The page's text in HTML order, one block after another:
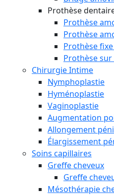
Prothèse
Prothèse
Prothèse
Prothèse
Prothèse
Chirurgie Intime
Nymphoplastie
Hyménoplastie
Vaginoplastie
Augmentation
Allongement
Élargissement
Soins capillaires
Greffe cheveux
Greffe
Mésothérapie